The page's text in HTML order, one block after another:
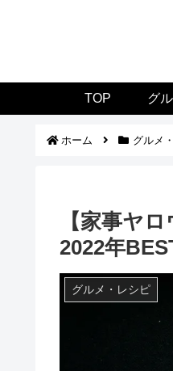
TOP グ
ホーム グルメ
【家事ヤ
2022年
グルメ・レシピ